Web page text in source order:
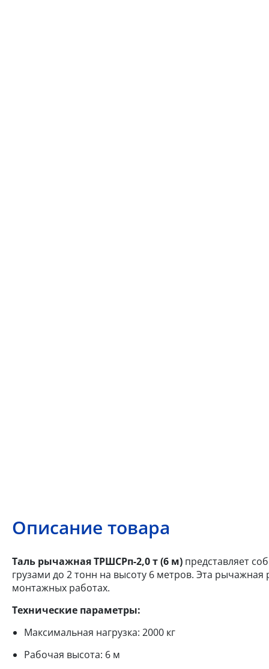
Описание товара
Таль рычажная ТРШСРп-2,0 т (6 м) представляет
грузами до 2 тонн на высоту 6 метров. Эта
монтажных работах.
Технические параметры:
Максимальная нагрузка: 2000 кг
Рабочая высота: 6 м